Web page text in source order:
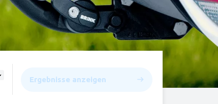
Ergebnisse anzeigen